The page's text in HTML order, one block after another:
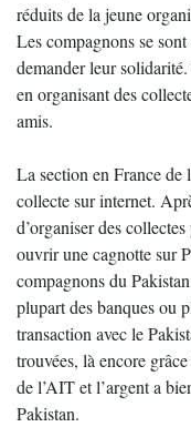
réduits de la jeune
Les compagnons se
demander leur
en organisant des
amis.
La section en France
collecte sur internet.
d’organiser des
ouvrir une cagnotte sur
compagnons du
plupart des banques ou
transaction avec le
trouvées, là encore
de l’AIT et l’argent a
Pakistan.